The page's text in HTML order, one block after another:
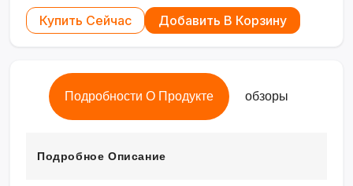
Купить Сейчас Добавить В Корзину
Подробности О Продукте обзоры
Подробное Описание